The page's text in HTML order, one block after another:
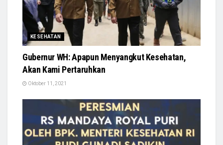
KESEHATAN
Gubernur WH: Apapun Menyangkut Kesehatan,
Akan Kami Pertaruhkan
Oktober 11, 2021